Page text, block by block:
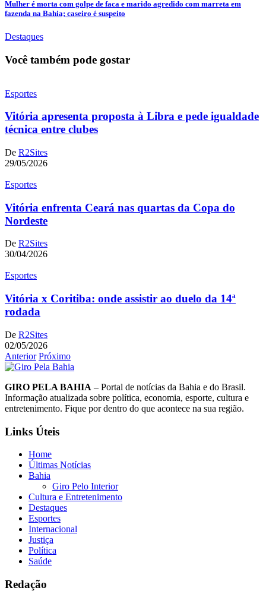
Mulher é morta com golpe de faca e marido agredido com marreta em
fazenda na Bahia; caseiro é suspeito
Destaques
Você também pode gostar
Esportes
Vitória apresenta proposta à Libra e pede igualdade
técnica entre clubes
De R2Sites
29/05/2026
Esportes
Vitória enfrenta Ceará nas quartas da Copa do
Nordeste
De R2Sites
30/04/2026
Esportes
Vitória x Coritiba: onde assistir ao duelo da 14ª
rodada
De R2Sites
02/05/2026
Anterior Próximo
GIRO PELA BAHIA – Portal de notícias da Bahia e do Brasil.
Informação atualizada sobre política, economia, esporte, cultura e
entretenimento. Fique por dentro do que acontece na sua região.
Links Úteis
Home
Últimas Notícias
Bahia
Giro Pelo Interior
Cultura e Entretenimento
Destaques
Esportes
Internacional
Justiça
Política
Saúde
Redação